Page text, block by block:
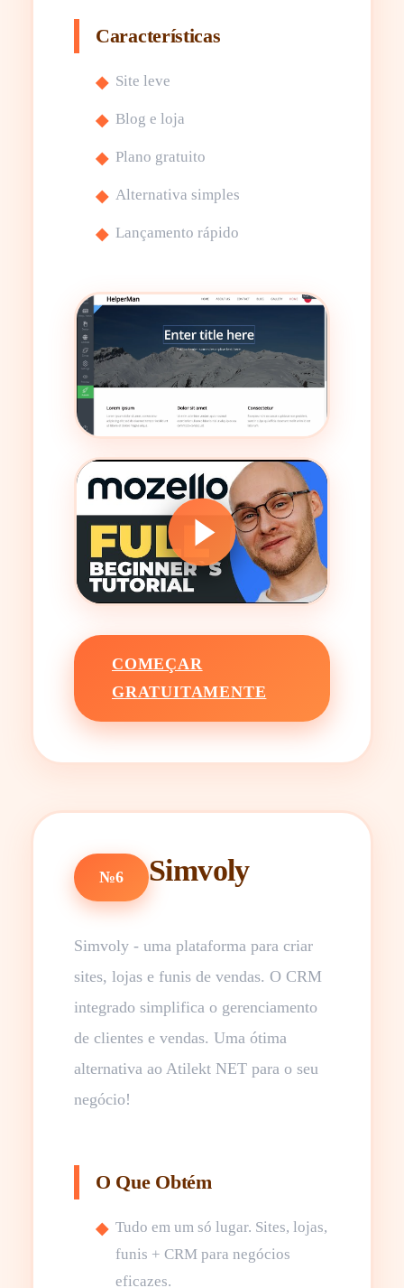
Características
Site leve
Blog e loja
Plano gratuito
Alternativa simples
Lançamento rápido
COMEÇAR
GRATUITAMENTE
№6 Simvoly
Simvoly - uma plataforma para criar
sites, lojas e funis de vendas. O CRM
integrado simplifica o gerenciamento
de clientes e vendas. Uma ótima
alternativa ao Atilekt NET para o seu
negócio!
O Que Obtém
Tudo em um só lugar. Sites, lojas,
funis + CRM para negócios
eficazes.